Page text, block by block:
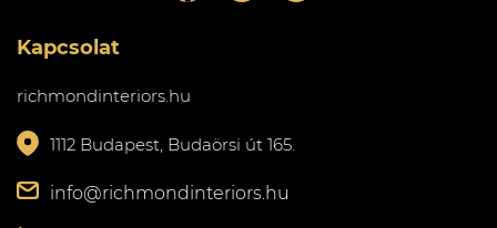
Kapcsolat
richmondinteriors.hu
1112 Budapest, Budaörsi út 165.
info@richmondinteriors.hu